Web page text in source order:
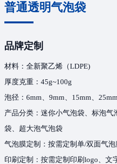
普通透明气泡袋
品牌定制
材料：全新聚乙烯（LDPE)
厚度克重：45g~100g
泡径：6mm、9mm、15mm、
产品分类：迷你小气泡袋、标泡
袋、超大泡气泡袋
气泡膜定制：按需定制单/双面气泡
印刷定制：按需定制印刷logo、文